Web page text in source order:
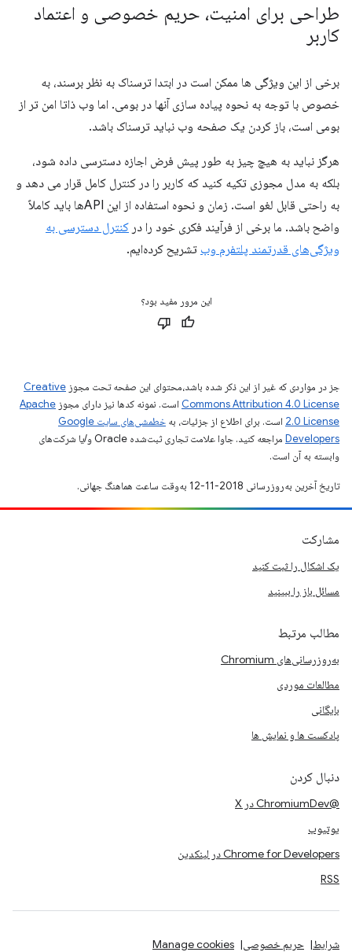
طراحی برای امنیت، حریم خصوصی و اعتماد
کاربر
برخی از این ویژگی ها ممکن است در ابتدا ترسناک به نظر برسند، به
خصوص با توجه به نحوه پیاده سازی آنها در بومی. اما وب ذاتا امن تر از
بومی است، باز کردن یک صفحه وب نباید ترسناک باشد.
هرگز نباید به هیچ چیز به طور پیش فرض اجازه دسترسی داده شود،
بلکه به مدل مجوزی تکیه کنید که کاربر را در کنترل کامل قرار می دهد و
به راحتی قابل لغو است. زمان و نحوه استفاده از این APIها باید کاملاً
واضح باشد. ما برخی از فرآیند فکری خود را در کنترل دسترسی به
ویژگی‌های قدرتمند پلتفرم وب تشریح کرده‌ایم.
این مرور مفید بود؟
جز در مواردی که غیر از این ذکر شده باشد،‌محتوای این صفحه تحت مجوز Creative
Commons Attribution 4.0 License است. نمونه کدها نیز دارای مجوز Apache
2.0 License است. برای اطلاع از جزئیات، به
خطمشی‌های سایت Google
Developers‏
مراجعه کنید. جاوا علامت تجاری ثبت‌شده Oracle و/یا شرکت‌های
وابسته به آن است.
تاریخ آخرین به‌روزرسانی 2018-11-12 به‌وقت ساعت هماهنگ جهانی.
مشارکت
یک اشکال را ثبت کنید
مسائل باز را ببینید
مطالب مرتبط
به‌روزرسانی‌های Chromium
مطالعات موردی
بایگانی
پادکست ها و نمایش ها
دنبال کردن
@ChromiumDev در X
یوتیوب
Chrome for Developers در لینکدین
RSS
شرایط حریم خصوصی Manage cookies